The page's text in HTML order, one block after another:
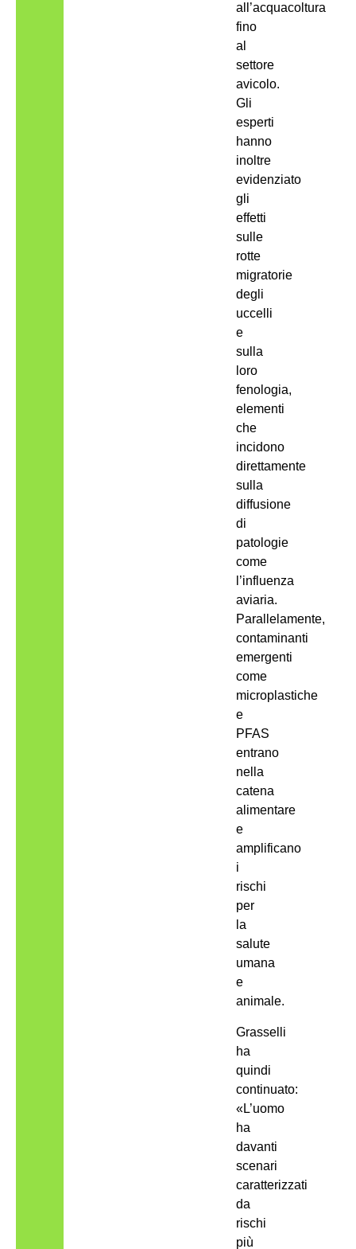
all’acquacoltura
fino
al
settore
avicolo.
Gli
esperti
hanno
inoltre
evidenziato
gli
effetti
sulle
rotte
migratorie
degli
uccelli
e
sulla
loro
fenologia,
elementi
che
incidono
direttamente
sulla
diffusione
di
patologie
come
l’influenza
aviaria.
Parallelamente,
contaminanti
emergenti
come
microplastiche
e
PFAS
entrano
nella
catena
alimentare
e
amplificano
i
rischi
per
la
salute
umana
e
animale.
Grasselli
ha
quindi
continuato:
«L’uomo
ha
davanti
scenari
caratterizzati
da
rischi
più